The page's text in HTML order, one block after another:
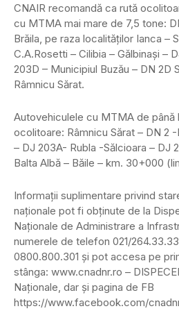
CNAIR recomandă ca rută
cu MTMA mai mare de 7,5 tone:
Brăila, pe raza localităţilor Ianca –
C.A.Rosetti – Cilibia – Gălbinaşi –
203D – Municipiul Buzău – DN 2D
Râmnicu Sărat.
Autovehiculele cu MTMA de până
ocolitoare: Râmnicu Sărat – DN 2 -
– DJ 203A- Rubla -Sălcioara – DJ
Balta Albă – Băile – km. 30+000
Informaţii suplimentare privind
naţionale pot fi obţinute de la
Naţionale de Administrare a
numerele de telefon 021/
0800.800.301 şi pot accesa pe
stânga: www.cnadnr.ro –
Naţionale, dar şi pagina de FB
https://www.facebook.com/